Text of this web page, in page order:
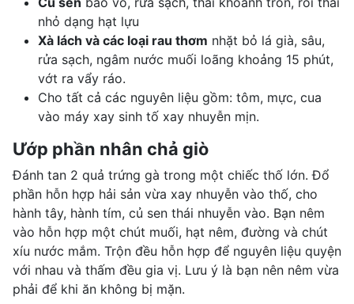
nhỏ dạng hạt lựu
Xà lách và các loại rau thơm nhặt bỏ lá già, sâu,
rửa sạch, ngâm nước muối loãng khoảng 15 phút,
vớt ra vẩy ráo.
Cho tất cả các nguyên liệu gồm: tôm, mực, cua
vào máy xay sinh tố xay nhuyễn mịn.
Ướp phần nhân chả giò
Đánh tan 2 quả trứng gà trong một chiếc thố lớn. Đổ
phần hỗn hợp hải sản vừa xay nhuyễn vào thố, cho
hành tây, hành tím, củ sen thái nhuyễn vào. Bạn nêm
vào hỗn hợp một chút muối, hạt nêm, đường và chút
xíu nước mắm. Trộn đều hỗn hợp để nguyên liệu quyện
với nhau và thấm đều gia vị. Lưu ý là bạn nên nêm vừa
phải để khi ăn không bị mặn.